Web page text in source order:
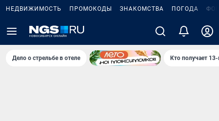
НЕДВИЖИМОСТЬ ПРОМОКОДЫ ЗНАКОМСТВА ПОГОДА
Дело о стрельбе в отеле Кто получает